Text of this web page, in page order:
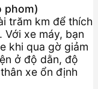
phom)
trăm km để thích
Với xe máy, bạn
khi qua gờ giảm
ở độ dằn, độ
xe ổn định